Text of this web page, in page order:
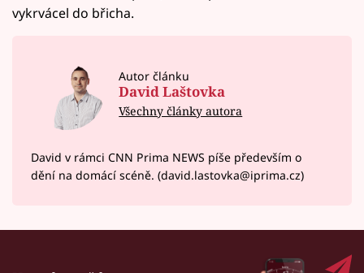
vykrvácel do břicha.
Autor článku
David Laštovka
Všechny články autora
David v rámci CNN Prima NEWS píše především o
dění na domácí scéně. (david.lastovka@iprima.cz)